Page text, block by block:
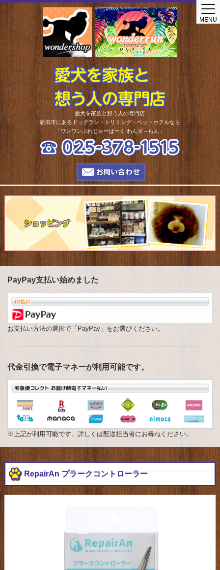
愛犬を家族と想う人の専門店
新潟市にあるドッグラン・トリミング・ペットホテルなら
「ワンワンぷれじゃーぱーく わんダ～らん」
MENU
Home
ショップ
トリミングサロン
トリミングサロン
セルフシャンプー
ドッグラン
しつけ相談
ペットホテル
ペットホテル
わんわん保育園
老犬ホーム
ヘルスケアキャンプ
ドッグフード
飼い主の方へ
里親募集
リンク
お問い合わせ
PayPay支払い始めました
お支払い方法の選択で「PayPay」をお選びください。
代金引換で電子マネーが利用可能です。
※上記が利用可能です。詳しくは配送担当者にお尋ねください。
RepairAn プラークコントローラー